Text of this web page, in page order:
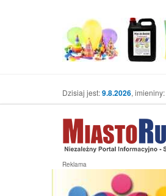
Dzisiaj jest:9.8.2026, imieniny:
Reklama